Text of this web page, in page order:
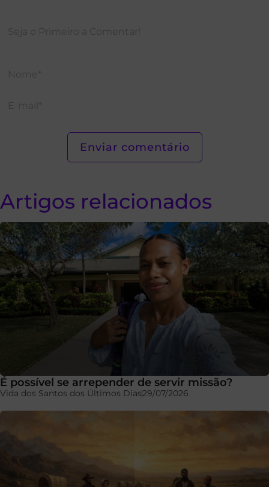
Artigos relacionados
É possível se arrepender de servir missão?
Vida dos Santos dos Últimos Dias29/07/2026